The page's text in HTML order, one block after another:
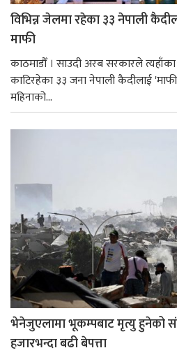
विभिन्न जेलमा रहेका ३३ नेपाली
माफी
काठमाडौँ । साउदी अरब सरकारले
काटिरहेका ३३ जना नेपाली कैदीलाई
महिनाको...
भेनेजुएलामा भूकम्पबाट मृत्यु हुनेको
हजारभन्दा बढी बेपत्ता